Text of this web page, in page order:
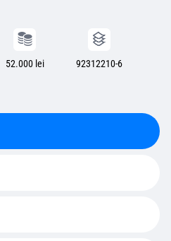
52.000 lei 92312210-6